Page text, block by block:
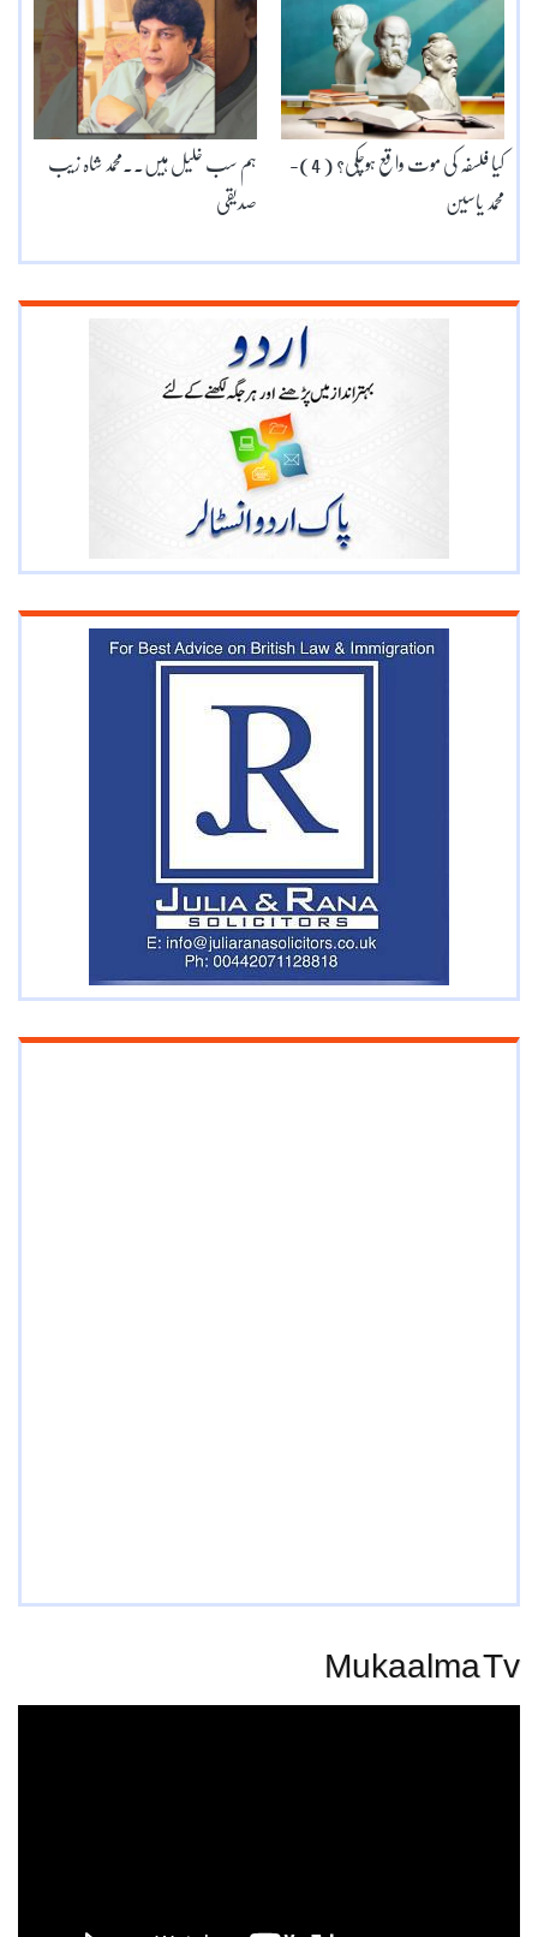
ہم سب خلیل ہیں۔۔محمد شاہ زیب
صدیقی
کیا فلسفہ کی موت واقع ہوچکی؟ ( 4)-
محمد یاسین
Mukaalma Tv